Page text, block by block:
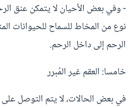
- وفي بعض الأحيان لا يتمكن عنق
نوع من المخاط للسماح للحيوانات
الرحم إلى داخل الرحم.
خامسا: العقم غير المُبرر
في بعض الحالات، لا يتم التوصل